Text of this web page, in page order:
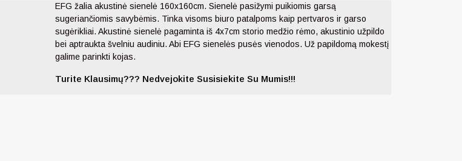
EFG žalia akustinė sienelė 160x160cm. Sienelė pasižymi puikiomis garsą
sugeriančiomis savybėmis. Tinka visoms biuro patalpoms kaip pertvaros ir garso
sugėrikliai. Akustinė sienelė pagaminta iš 4x7cm storio medžio rėmo, akustinio užpildo
bei aptraukta švelniu audiniu. Abi EFG sienelės pusės vienodos. Už papildomą mokestį
galime parinkti kojas.
Turite Klausimų??? Nedvejokite Susisiekite Su Mumis!!!